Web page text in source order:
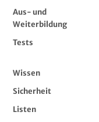
Aus- und
Weiterbildung
Tests
Wissen
Sicherheit
Listen